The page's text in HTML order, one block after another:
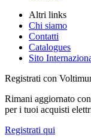
Altri links
Chi siamo
Contatti
Catalogues
Sito
Registrati con
Rimani aggiornato
per i tuoi acquisti
Registrati qui